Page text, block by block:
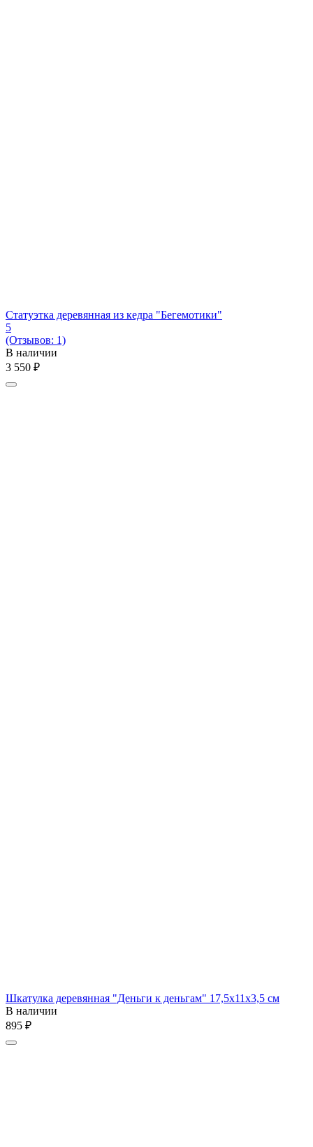
Статуэтка деревянная из кедра "Бегемотики"
5
(Отзывов: 1)
В наличии
3 550 ₽
Шкатулка деревянная "Деньги к деньгам" 17,5x11x3,5 см
В наличии
‍895‍ ₽